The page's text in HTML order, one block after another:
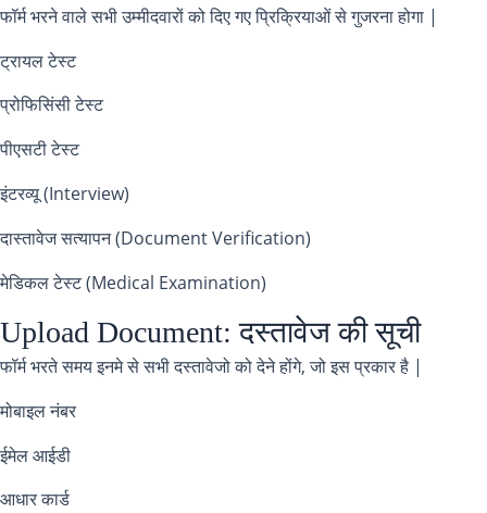
फॉर्म भरने वाले सभी उम्मीदवारों को दिए गए प्रिक्रियाओं से गुजरना होगा |
ट्रायल टेस्ट
प्रोफिसिंसी टेस्ट
पीएसटी टेस्ट
इंटरव्यू (Interview)
दास्तावेज सत्यापन (Document Verification)
मेडिकल टेस्ट (Medical Examination)
Upload Document: दस्तावेज की सूची
फॉर्म भरते समय इनमे से सभी दस्तावेजो को देने होंगे, जो इस प्रकार है |
मोबाइल नंबर
ईमेल आईडी
आधार कार्ड